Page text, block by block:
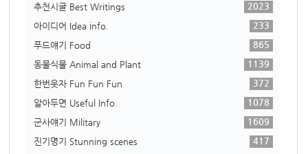
추천시글 Best Writings
2023
아이디어 Idea info.
233
푸드얘기 Food
865
동물식물 Animal and Plant
1139
한번웃자 Fun Fun Fun
372
알아두면 Useful Info.
1078
군사얘기 Military
1609
진기명기 Stunning scenes
417